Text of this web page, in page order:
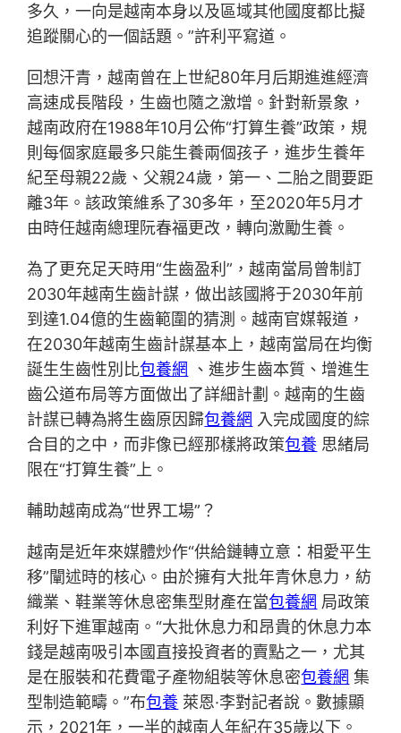
多久，一向是越南本身以及區域其他國度都比擬
追蹤關心的一個話題。”許利平寫道。
回想汗青，越南曾在上世紀80年月后期進進經濟
高速成長階段，生齒也隨之激增。針對新景象，
越南政府在1988年10月公佈“打算生養”政策，規
則每個家庭最多只能生養兩個孩子，進步生養年
紀至母親22歲、父親24歲，第一、二胎之間要距
離3年。該政策維系了30多年，至2020年5月才
由時任越南總理阮春福更改，轉向激勵生養。
為了更充足天時用“生齒盈利”，越南當局曾制訂
2030年越南生齒計謀，做出該國將于2030年前
到達1.04億的生齒範圍的猜測。越南官媒報道，
在2030年越南生齒計謀基本上，越南當局在均衡
誕生生齒性別比包養網
、進步生齒本質、增進生
齒公道布局等方面做出了詳細計劃。越南的生齒
計謀已轉為將生齒原因歸包養網 入完成國度的綜
合目的之中，而非像已經那樣將政策包養 思緒局
限在“打算生養”上。
輔助越南成為“世界工場”？
越南是近年來媒體炒作“供給鏈轉立意：相愛平生
移”闡述時的核心。由於擁有大批年青休息力，紡
織業、鞋業等休息密集型財產在當包養網 局政策
利好下進軍越南。“大批休息力和昂貴的休息力本
錢是越南吸引本國直接投資者的賣點之一，尤其
是在服裝和花費電子產物組裝等休息密包養網 集
型制造範疇。”布包養 萊恩·李對記者說。數據顯
示，2021年，一半的越南人年紀在35歲以下。